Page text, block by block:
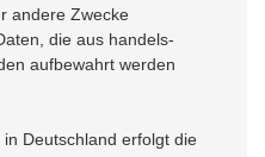
andere Zwecke
die aus handels-
aufbewahrt werden
Deutschland erfolgt die